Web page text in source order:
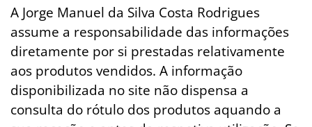
A Jorge Manuel da Silva Costa Rodrigues
assume a responsabilidade das informações
diretamente por si prestadas relativamente
aos produtos vendidos. A informação
disponibilizada no site não dispensa a
consulta do rótulo dos produtos aquando a